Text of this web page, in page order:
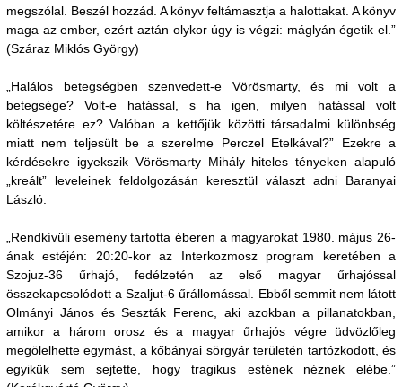
megszólal. Beszél hozzád. A könyv feltámasztja a halottakat. A könyv
maga az ember, ezért aztán olykor úgy is végzi: máglyán égetik el.”
(Száraz Miklós György)
„Halálos betegségben szenvedett-e Vörösmarty, és mi volt a
betegsége? Volt-e hatással, s ha igen, milyen hatással volt
költészetére ez? Valóban a kettőjük közötti társadalmi különbség
miatt nem teljesült be a szerelme Perczel Etelkával?” Ezekre a
kérdésekre igyekszik Vörösmarty Mihály hiteles tényeken alapuló
„kreált” leveleinek feldolgozásán keresztül választ adni Baranyai
László.
„Rendkívüli esemény tartotta éberen a magyarokat 1980. május 26-
ának estéjén: 20:20-kor az Interkozmosz program keretében a
Szojuz-36 űrhajó, fedélzetén az első magyar űrhajóssal
összekapcsolódott a Szaljut-6 űrállomással. Ebből semmit nem látott
Olmányi János és Seszták Ferenc, aki azokban a pillanatokban,
amikor a három orosz és a magyar űrhajós végre üdvözlőleg
megölelhette egymást, a kőbányai sörgyár területén tartózkodott, és
egyikük sem sejtette, hogy tragikus estének néznek elébe.”